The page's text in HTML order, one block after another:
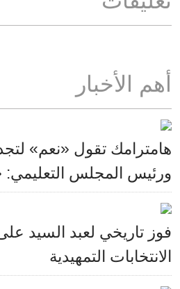
أهم الأخبار
هامترامك تقول «نعم»
ورئيس المجلس التعليمي:
فوز تاريخي لعبد السيد
الانتخابات التمهيدية